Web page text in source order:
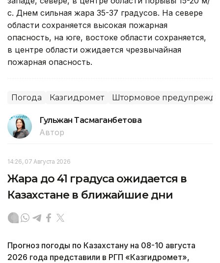
с. Днем сильная жара 35-37 градусов. На севере
области сохраняется высокая пожарная
опасность, на юге, востоке области сохраняется,
в центре области ожидается чрезвычайная
пожарная опасность.
Погода Казгидромет Штормовое
Гульжан Тасмаганбетова
Автор
14:26, 07 Августа 2026
Жара до 41 градуса ожидается в
Казахстане в ближайшие дни
Прогноз погоды по Казахстану на 08-10 августа
2026 года представили в РГП «Казгидромет»,